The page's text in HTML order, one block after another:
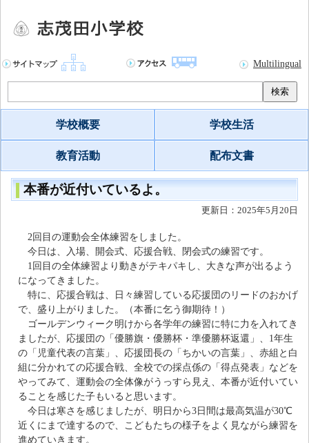
Multilingual
検索
学校概要 学校生活
教育活動 配布文書
本番が近付いているよ。
更新日：2025年5月20日
2回目の運動会全体練習をしました。
今日は、入場、開会式、応援合戦、閉会式の練習です。
1回目の全体練習より動きがテキパキし、大きな声が出るよう
になってきました。
特に、応援合戦は、日々練習している応援団のリードのおかげ
で、盛り上がりました。（本番に乞う御期待！）
ゴールデンウィーク明けから各学年の練習に特に力を入れてき
ましたが、応援団の「優勝旗・優勝杯・準優勝杯返還」、1年生
の「児童代表の言葉」、応援団長の「ちかいの言葉」、赤組と白
組に分かれての応援合戦、全校での採点係の「得点発表」などを
やってみて、運動会の全体像がうっすら見え、本番が近付いてい
ることを感じた子もいると思います。
今日は寒さを感じましたが、明日から3日間は最高気温が30℃
近くにまで達するので、こどもたちの様子をよく見ながら練習を
進めていきます。